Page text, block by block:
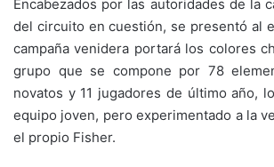
Encabezados por las autoridades de la
del circuito en cuestión, se presentó al
campaña venidera portará los colores
grupo que se compone por 78
novatos y 11 jugadores de último año,
equipo joven, pero experimentado a la
el propio Fisher.